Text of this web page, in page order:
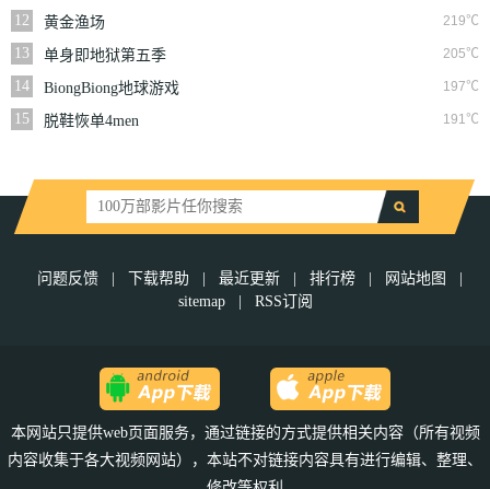
12
219℃
黄金渔场
13
205℃
单身即地狱第五季
14
197℃
BiongBiong地球游戏
厅第三季
15 191℃
脱鞋恢单4men
问题反馈 下载帮助 最近更新 排行榜 网站地图
sitemap
RSS订阅
本网站只提供web页面服务，通过链接的方式提供相关内容（所有视频
内容收集于各大视频网站），本站不对链接内容具有进行编辑、整理、